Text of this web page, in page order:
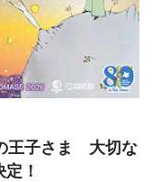
王子さま 大切な
！